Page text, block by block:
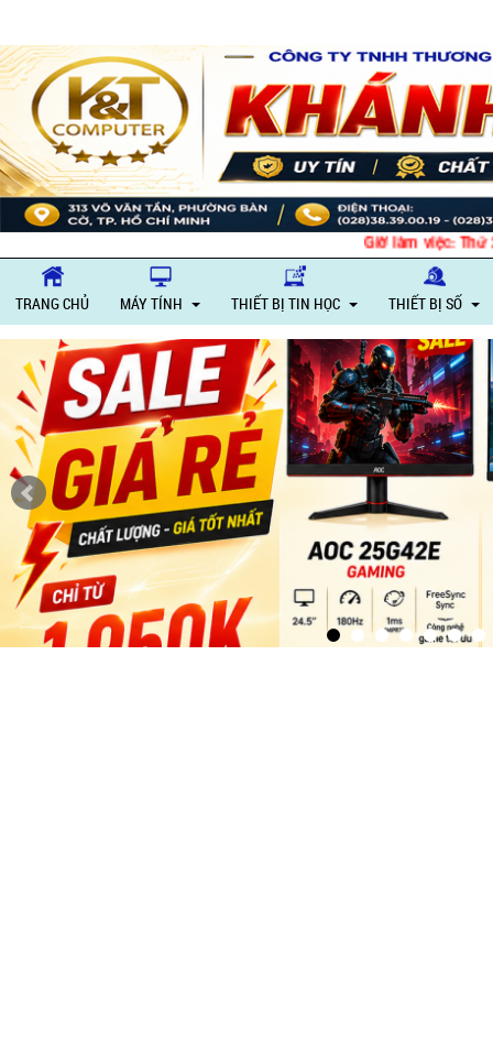
Giờ làm việc: Thứ
TRANG CHỦ MÁY TÍNH THIẾT BỊ TIN HỌC THIẾT BỊ SỐ